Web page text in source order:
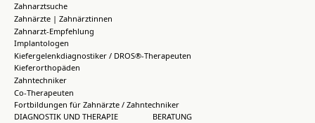
Zahnarztsuche
Zahnärzte | Zahnärztinnen
Zahnarzt-Empfehlung
Implantologen
Kiefergelenkdiagnostiker / DROS®-Therapeuten
Kieferorthopäden
Zahntechniker
Co-Therapeuten
Fortbildungen für Zahnärzte / Zahntechniker
DIAGNOSTIK UND THERAPIE
BERATUNG